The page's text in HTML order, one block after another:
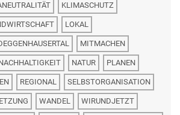
KLIMASCHUTZ
LOKAL
MITMACHEN
NATUR PLANEN
REGIONAL SELBSTORGANISATION
WANDEL WIRUNDJETZT